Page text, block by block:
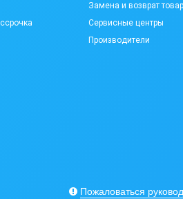
Замена и возврат
Сервисные центры
Производители
Пожаловаться